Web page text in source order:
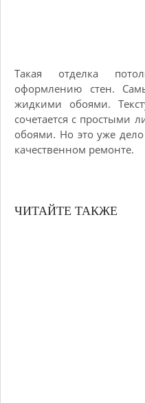
Такая отделка
оформлению стен.
жидкими обоями.
сочетается с
обоями. Но это уже
качественном ремонте.
ЧИТАЙТЕ ТАКЖЕ